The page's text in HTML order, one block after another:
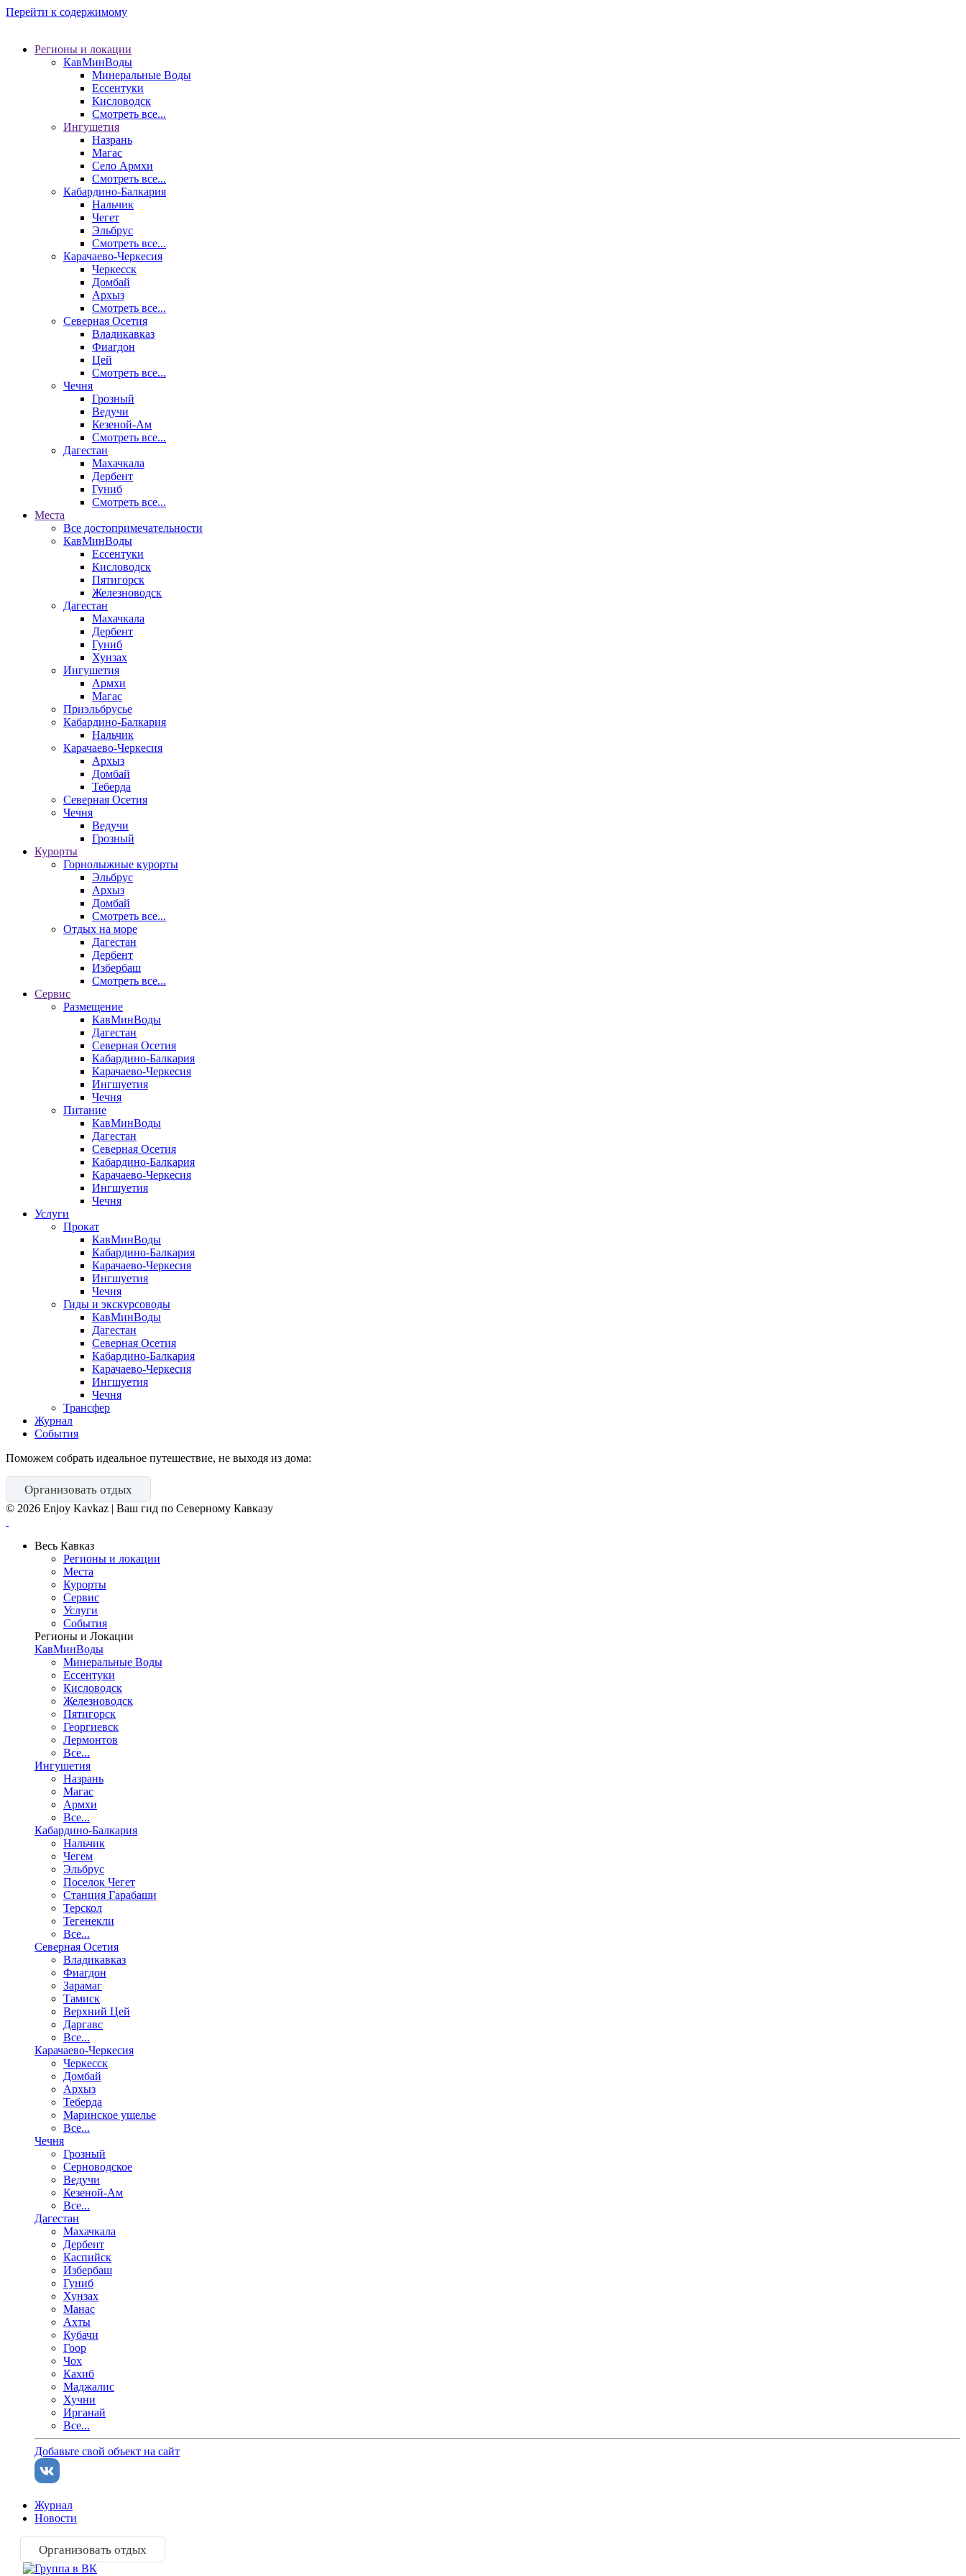
Перейти к содержимому
Регионы и локации
КавМинВоды
Минеральные Воды
Ессентуки
Кисловодск
Смотреть все...
Ингушетия
Назрань
Магас
Село Армхи
Смотреть все...
Кабардино-Балкария
Нальчик
Чегет
Эльбрус
Смотреть все...
Карачаево-Черкесия
Черкесск
Домбай
Архыз
Смотреть все...
Северная Осетия
Владикавказ
Фиагдон
Цей
Смотреть все...
Чечня
Грозный
Ведучи
Кезеной-Ам
Смотреть все...
Дагестан
Махачкала
Дербент
Гуниб
Смотреть все...
Места
Все достопримечательности
КавМинВоды
Ессентуки
Кисловодск
Пятигорск
Железноводск
Дагестан
Махачкала
Дербент
Гуниб
Хунзах
Ингушетия
Армхи
Магас
Приэльбрусье
Кабардино-Балкария
Нальчик
Карачаево-Черкесия
Архыз
Домбай
Теберда
Северная Осетия
Чечня
Ведучи
Грозный
Курорты
Горнолыжные курорты
Эльбрус
Архыз
Домбай
Смотреть все...
Отдых на море
Дагестан
Дербент
Избербаш
Смотреть все...
Сервис
Размещение
КавМинВоды
Дагестан
Северная Осетия
Кабардино-Балкария
Карачаево-Черкесия
Ингшуетия
Чечня
Питание
КавМинВоды
Дагестан
Северная Осетия
Кабардино-Балкария
Карачаево-Черкесия
Ингшуетия
Чечня
Услуги
Прокат
КавМинВоды
Кабардино-Балкария
Карачаево-Черкесия
Ингшуетия
Чечня
Гиды и экскурсоводы
КавМинВоды
Дагестан
Северная Осетия
Кабардино-Балкария
Карачаево-Черкесия
Ингшуетия
Чечня
Трансфер
Журнал
События
Поможем собрать идеальное путешествие, не выходя из дома:
Организовать отдых
© 2026 Enjoy Kavkaz | Ваш гид по Северному Кавказу
Весь Кавказ
Регионы и локации
Места
Курорты
Сервис
Услуги
События
Регионы и Локации
КавМинВоды
Минеральные Воды
Ессентуки
Кисловодск
Железноводск
Пятигорск
Георгиевск
Лермонтов
Все...
Ингушетия
Назрань
Магас
Армхи
Все...
Кабардино-Балкария
Нальчик
Чегем
Эльбрус
Поселок Чегет
Станция Гарабаши
Терскол
Тегенекли
Все...
Северная Осетия
Владикавказ
Фиагдон
Зарамаг
Тамиск
Верхний Цей
Даргавс
Все...
Карачаево-Черкесия
Черкесск
Домбай
Архыз
Теберда
Маринское ущелье
Все...
Чечня
Грозный
Серноводское
Ведучи
Кезеной-Ам
Все...
Дагестан
Махачкала
Дербент
Каспийск
Избербаш
Гуниб
Хунзах
Манас
Ахты
Кубачи
Гоор
Чох
Кахиб
Маджалис
Хучни
Ирганай
Все...
Добавьте свой объект на сайт
Журнал
Новости
Организовать отдых